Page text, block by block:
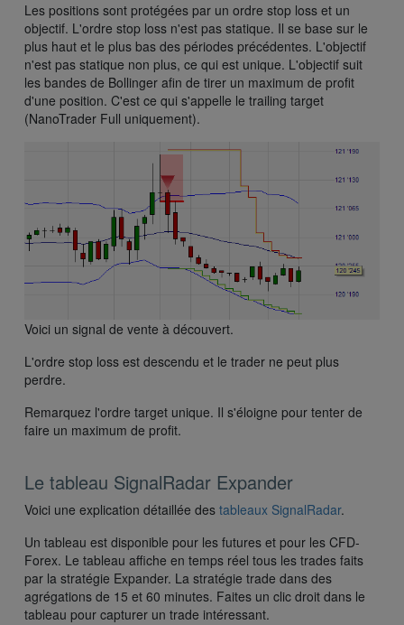
Les positions sont protégées par un ordre stop loss et un
objectif. L'ordre stop loss n'est pas statique. Il se base sur le
plus haut et le plus bas des périodes précédentes. L'objectif
n'est pas statique non plus, ce qui est unique. L'objectif suit
les bandes de Bollinger afin de tirer un maximum de profit
d'une position. C'est ce qui s'appelle le trailing target
(NanoTrader Full uniquement).
Voici un signal de vente à découvert.
L'ordre stop loss est descendu et le trader ne peut plus
perdre.
Remarquez l'ordre target unique. Il s'éloigne pour tenter de
faire un maximum de profit.
Le tableau SignalRadar Expander
Voici une explication détaillée des tableaux SignalRadar.
Un tableau est disponible pour les futures et pour les CFD-
Forex. Le tableau affiche en temps réel tous les trades faits
par la stratégie Expander. La stratégie trade dans des
agrégations de 15 et 60 minutes. Faites un clic droit dans le
tableau pour capturer un trade intéressant.